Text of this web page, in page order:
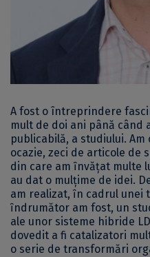
A fost o întreprindere
mult de doi ani până când
publicabilă, a studiului.
ocazie, zeci de articole de
din care am ȋnvăţat multe
au dat o mulţime de idei.
am realizat, ȋn cadrul unei
ȋndrumător am fost, un
ale unor sisteme hibride
dovedit a fi catalizatori
o serie de transformări